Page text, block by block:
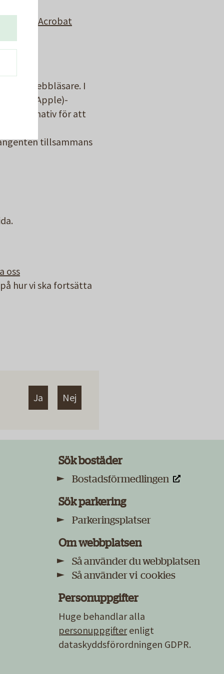
Ladda ner Acrobat
i din webbläsare. I
Cmd (Apple)-
du alternativ för att
tillsammans
oss
hur vi ska fortsätta
Ja Nej
Sök bostäder
Bostadsförmedlingen
Sök parkering
Parkeringsplatser
Om webbplatsen
Så använder du webbplatsen
Så använder vi cookies
Personuppgifter
Huge behandlar alla
personuppgifterenligt
dataskyddsförordningen GDPR.